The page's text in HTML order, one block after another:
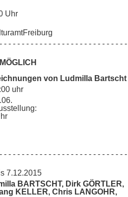
Uhr
- - - - - - - - - - - - - - - - - - - - - - - - - - - -
von Ludmilla Bartscht
uhr
- - - - - - - - - - - - - - - - - - - - - - - - - - - -
7.12.2015
BARTSCHT, Dirk GÖRTLER,
KELLER, Chris LANGOHR,